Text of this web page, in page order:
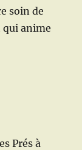
soin de
qui anime
Prés à